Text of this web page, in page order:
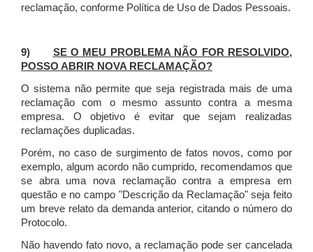
reclamação, conforme Política de Uso de Dados Pessoais.
9) SE O MEU PROBLEMA NÃO FOR RESOLVIDO,
POSSO ABRIR NOVA RECLAMAÇÃO?
O sistema não permite que seja registrada mais de uma
reclamação com o mesmo assunto contra a mesma
empresa. O objetivo é evitar que sejam realizadas
reclamações duplicadas.
Porém, no caso de surgimento de fatos novos, como por
exemplo, algum acordo não cumprido, recomendamos que
se abra uma nova reclamação contra a empresa em
questão e no campo "Descrição da Reclamação" seja feito
um breve relato da demanda anterior, citando o número do
Protocolo.
Não havendo fato novo, a reclamação pode ser cancelada